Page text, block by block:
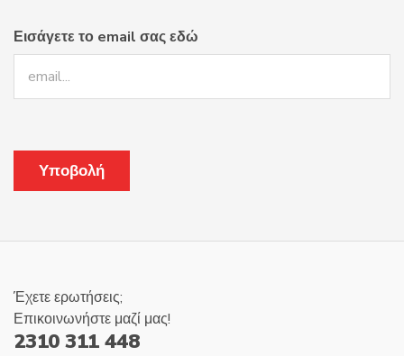
Εισάγετε το email σας εδώ
Έχετε ερωτήσεις;
Επικοινωνήστε μαζί μας!
2310 311 448